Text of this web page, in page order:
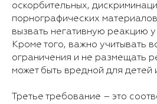
оскорбительных,
порнографических
вызвать негативную реакцию
Кроме того, важно учитывать
ограничения и не размещать
может быть вредной для детей
Третье требование – это